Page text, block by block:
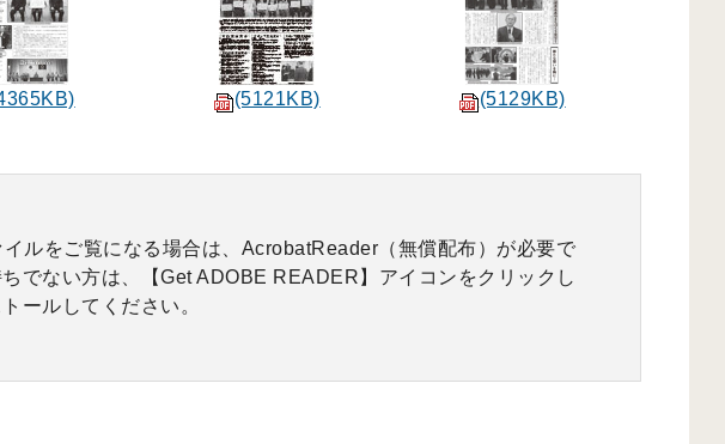
(5121KB) (5129KB)
イルをご覧になる場合は、AcrobatReader（無償配布）が必要で
でない方は、【Get ADOBE READER】アイコンをクリックし
ールしてください。